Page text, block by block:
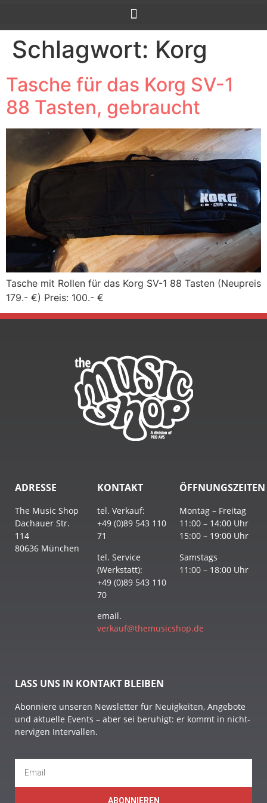
Schlagwort: Korg
Tasche für das Korg SV-1
88 Tasten, gebraucht
Tasche mit Rollen für das Korg SV-1 88 Tasten (Neupreis
179.- €) Preis: 100.- €
ADRESSE
The Music Shop
Dachauer Str.
114
80636 München
KONTAKT
tel. Verkauf:
+49 (0)89 543 110
71
tel. Service
(Werkstatt):
+49 (0)89 543 110
70
email.
verkauf@themusicshop.de
ÖFFNUNGSZEITEN
Montag – Freitag
11:00 – 14:00 Uhr
15:00 – 19:00 Uhr
Samstags
11:00 – 18:00 Uhr
LASS UNS IN KONTAKT BLEIBEN
Abonniere unseren Newsletter für Neuigkeiten, Angebote
und aktuelle Events – aber sei beruhigt: er kommt in nicht-
nervigen Intervallen.
ABONNIEREN